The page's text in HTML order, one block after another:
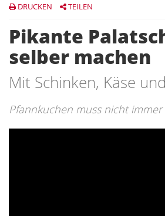
DRUCKEN TEILEN
Pikante
selber machen
Mit Schinken, Käse
Pfannkuchen muss nicht immer